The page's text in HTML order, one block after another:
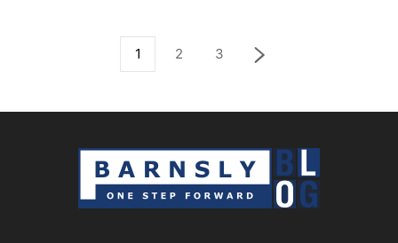
1 2 3